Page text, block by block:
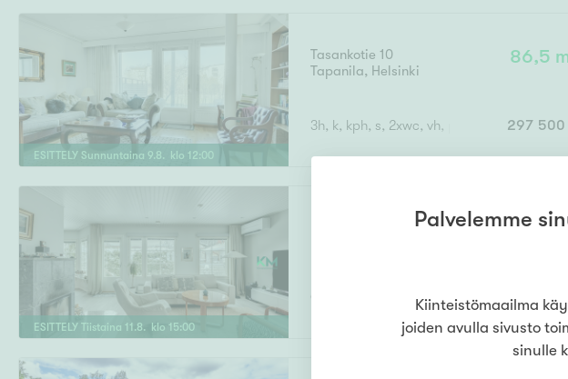
ESITTELY Sunnuntaina 9.8. klo 12:00
Tasankotie 10
Tapanila, Helsinki
86,5
3h, k, kph, s, 2xwc, vh, parv, piha297 500
ESITTELY Tiistaina 11 .8. klo 15:00
Kaskenpolttajantie 6
156
OH, k, 3-4 mh, 2kph, s, khh, vh, pkh,598 000
Palvelemme
Kiinteistömaailma
joiden avulla sivusto
sinulle